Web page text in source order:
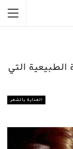
التي
العناية بالشعر